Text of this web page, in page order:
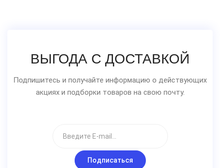
ВЫГОДА С ДОСТАВКОЙ
Подпишитесь и получайте информацию о действующих
акциях и подборки товаров на свою почту.
Подписаться